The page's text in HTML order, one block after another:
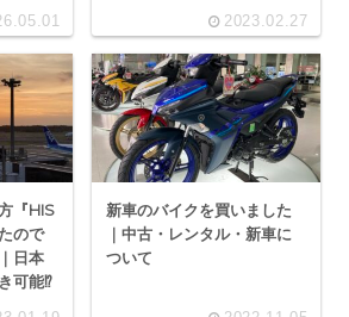
2023.02.27
『HIS
ので
日本
可能⁉
新車のバイクを買いました
｜中古・レンタル・新車に
ついて